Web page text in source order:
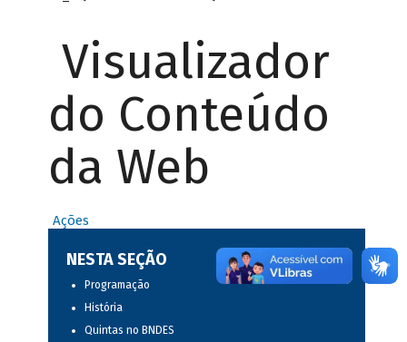
Visualizador
do Conteúdo
da Web
Ações
NESTA SEÇÃO
Programação
História
Quintas no BNDES